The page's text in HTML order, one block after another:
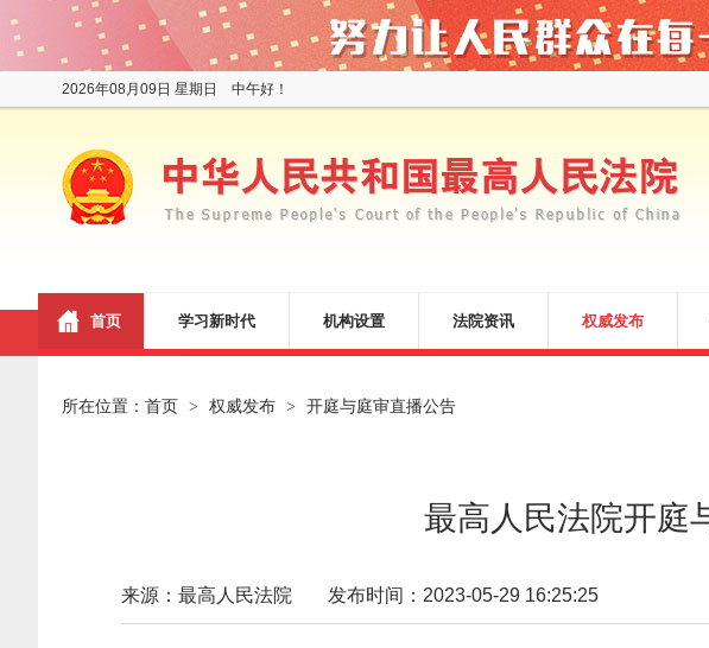
2026年08月09日 星期日 中午好！
首页 学习新时代 机构设置 法院资讯 权威发布
所在位置： 首页 > 权威发布 > 开庭与庭审直播公告
最高人民法院开庭
来源：最高人民法院 发布时间：2023-05-29 16:25:25